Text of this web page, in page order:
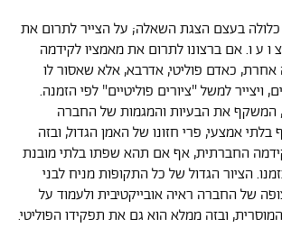
בעצם הצגת השאלה; על הצייר לתרום את
ע ו. אם ברצונו לתרום את מאמציו לקידמה
כאדם פוליטי, אדרבא, אלא שאסור לו
למשל "ציורים פוליטיים" לפי הזמנה.
המשקף את הבעיות והמגמות של החברה
אמצעי, פרי חזונו של האמן הגדול, ובזה
החברתית, אף אם תהא שפתו בלתי מובנת
הציור הגדול של כל התקופות מניח לבני
של החברה ראיה אובייקטיבית ולעמוד על
ובזה ממלא הוא גם את תפקידו הפוליטי.